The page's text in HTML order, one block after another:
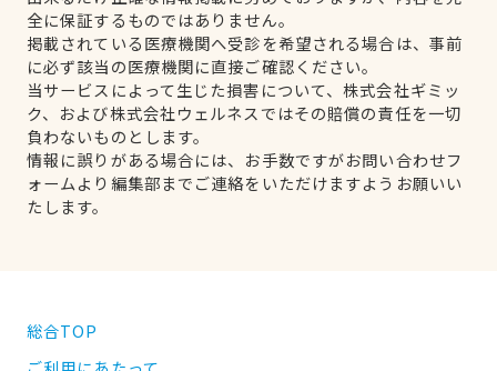
全に保証するものではありません。
掲載されている医療機関へ受診を希望される場合は、事前
に必ず該当の医療機関に直接ご確認ください。
当サービスによって生じた損害について、株式会社ギミッ
ク、および株式会社ウェルネスではその賠償の責任を一切
負わないものとします。
情報に誤りがある場合には、お手数ですがお問い合わせフ
ォームより編集部までご連絡をいただけますようお願いい
たします。
総合TOP